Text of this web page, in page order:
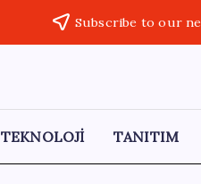
Subscribe to our
TEKNOLOJİ TANITIM